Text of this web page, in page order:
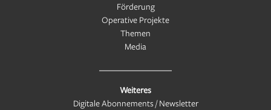
Förderung
Operative Projekte
Themen
Media
Weiteres
Digitale Abonnements / Newsletter